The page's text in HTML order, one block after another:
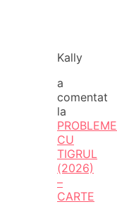
Kally
a
comentat
la
PROBLEME
CU
TIGRUL
(2026)
–
CARTE